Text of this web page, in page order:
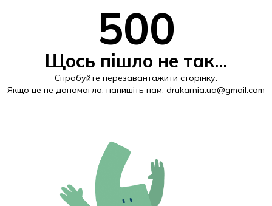
500
Щось пішло не так...
Спробуйте перезавантажити сторінку.
Якщо це не допомогло, напишіть нам: drukarnia.ua@gmail.com